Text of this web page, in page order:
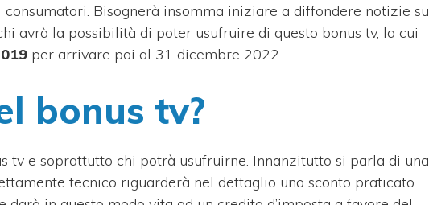
Bisognerà insomma iniziare a diffondere notizie su
avrà la possibilità di poter usufruire di questo bonus tv, la cui
per arrivare poi al 31 dicembre 2022.
bonus tv?
tv e soprattutto chi potrà usufruirne. Innanzitutto si parla di una
tecnico riguarderà nel dettaglio uno sconto praticato